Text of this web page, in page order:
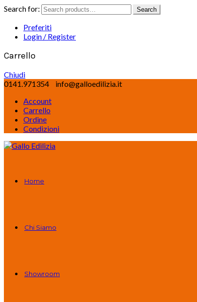
Search for: Search
Preferiti
Login / Register
Carrello
Chiudi
0141.971354
info@galloedilizia.it
Account
Carrello
Ordine
Condizioni
Home
Chi Siamo
Showroom